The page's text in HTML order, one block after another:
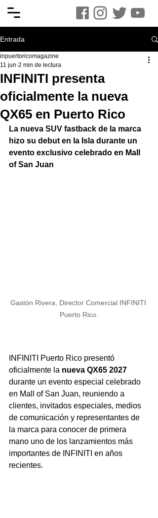
Entrada
INFINITI presenta
oficialmente la nueva
QX65 en Puerto Rico
inpuertoricomagazine
11 jun 2 min de lectura
La nueva SUV fastback de la marca
hizo su debut en la Isla durante un
evento exclusivo celebrado en Mall
of San Juan
Gastón Rivera, Director Comercial INFINITI
Puerto Rico.
INFINITI Puerto Rico presentó
oficialmente la nueva QX65 2027
durante un evento especial celebrado
en Mall of San Juan, reuniendo a
clientes, invitados especiales, medios
de comunicación y representantes de
la marca para conocer de primera
mano uno de los lanzamientos más
importantes de INFINITI en años
recientes.